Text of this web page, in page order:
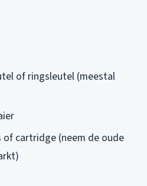
of ringsleutel (meestal
of cartridge (neem de oude